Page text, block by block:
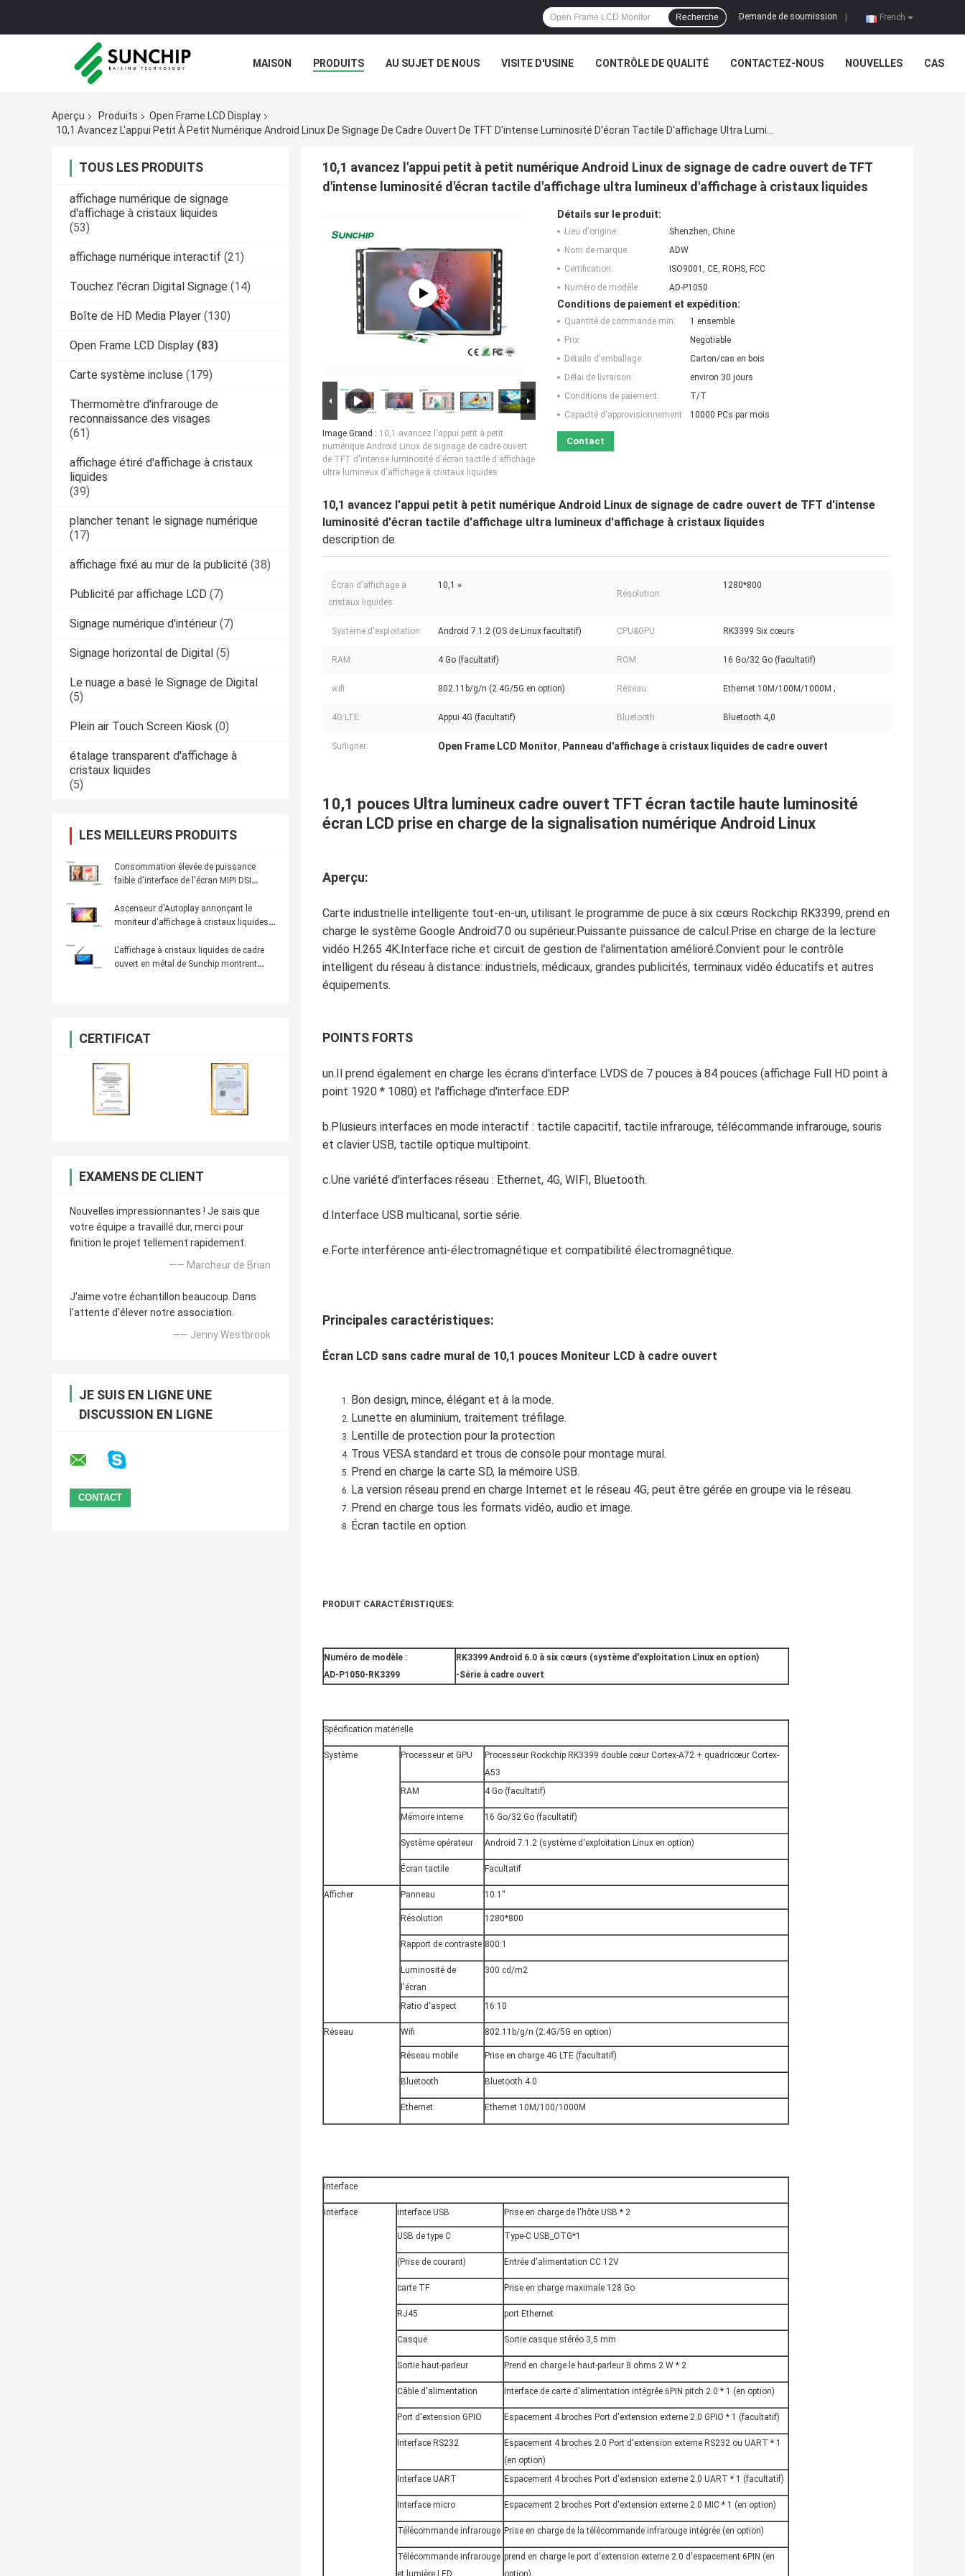
French
Demande de soumission
Recherche
MAISON PRODUITS AU SUJET DE NOUS VISITE D'USINE CONTRÔLE DE QUALITÉ CONTACTEZ-NOUS NOUVELLES CAS
Aperçu Produits
Open Frame LCD Display
TOUS LES PRODUITS
affichage numérique de signage
d'affichage à cristaux liquides
(53)
affichage numérique interactif (21)
Touchez l'écran Digital Signage (14)
Boîte de HD Media Player (130)
Open Frame LCD Display (83)
Carte système incluse (179)
Thermomètre d'infrarouge de
reconnaissance des visages
(61)
affichage étiré d'affichage à cristaux
liquides
(39)
plancher tenant le signage numérique
(17)
affichage fixé au mur de la publicité (38)
Publicité par affichage LCD (7)
Signage numérique d'intérieur (7)
Signage horizontal de Digital (5)
Le nuage a basé le Signage de Digital
(5)
Plein air Touch Screen Kiosk (0)
étalage transparent d'affichage à
cristaux liquides
(5)
LES MEILLEURS PRODUITS
Consommation élevée de puissance
faible d'interface de l'écran MIPI DSI
ouvert d'évolutivité
Ascenseur d'Autoplay annonçant le
moniteur d'affichage à cristaux liquides
RK3399
L'affichage à cristaux liquides de cadre
ouvert en métal de Sunchip montrent
CERTIFICAT
EXAMENS DE CLIENT
Nouvelles impressionnantes ! Je sais que
votre équipe a travaillé dur, merci pour
finition le projet tellement rapidement.
—— Marcheur de Brian
J'aime votre échantillon beaucoup. Dans
l'attente d'élever notre association.
—— Jenny Westbrook
JE SUIS EN LIGNE UNE
DISCUSSION EN LIGNE
10,1 avancez l'appui petit à petit numérique Android Linux de signage de cadre ouvert de TFT
d'intense luminosité d'écran tactile d'affichage ultra lumineux d'affichage à cristaux liquides
Image Grand : 10,1 avancez l'appui petit à petit
numérique Android Linux de signage de cadre ouvert
de TFT d'intense luminosité d'écran tactile d'affichage
ultra lumineux d'affichage à cristaux liquides
Détails sur le produit:
Lieu d'origine:
Shenzhen, Chine
Nom de marque:
ADW
Certification:
ISO9001, CE, ROHS, FCC
Numéro de modèle:
AD-P1050
Conditions de paiement et expédition:
Quantité de commande min:
1 ensemble
Prix:
Negotiable
Détails d'emballage:
Carton/cas en bois
Délai de livraison:
environ 30 jours
Conditions de paiement:
T/T
Capacité d'approvisionnement:
10000 PCs par mois
Contact
10,1 avancez l'appui petit à petit numérique Android Linux de signage de cadre ouvert de TFT d'intense
luminosité d'écran tactile d'affichage ultra lumineux d'affichage à cristaux liquides
description de
Écran d'affichage à
cristaux liquides:
10,1 »
Résolution:
1280*800
Système d'exploitation: Android 7.1.2 (OS de Linux facultatif) CPU&GPU: RK3399 Six cœurs
RAM: 4 Go (facultatif) ROM: 16 Go/32 Go (facultatif)
wifi: 802.11b/g/n (2.4G/5G en option) Réseau: Ethernet 10M/100M/1000M ;
4G LTE: Appui 4G (facultatif) Bluetooth: Bluetooth 4,0
Surligner: Open Frame LCD Monitor Panneau d'affichage à cristaux liquides de cadre ouvert
10,1 pouces Ultra lumineux cadre ouvert TFT écran tactile haute luminosité
écran LCD prise en charge de la signalisation numérique Android Linux
Aperçu:
Carte industrielle intelligente tout-en-un, utilisant le programme de puce à six cœurs Rockchip RK3399, prend en
charge le système Google Android7.0 ou supérieur.Puissante puissance de calcul.Prise en charge de la lecture
vidéo H.265 4K.Interface riche et circuit de gestion de l'alimentation amélioré.Convient pour le contrôle
intelligent du réseau à distance: industriels, médicaux, grandes publicités, terminaux vidéo éducatifs et autres
équipements.
POINTS FORTS
un.Il prend également en charge les écrans d'interface LVDS de 7 pouces à 84 pouces (affichage Full HD point à
point 1920 * 1080) et l'affichage d'interface EDP.
b.Plusieurs interfaces en mode interactif : tactile capacitif, tactile infrarouge, télécommande infrarouge, souris
et clavier USB, tactile optique multipoint.
c.Une variété d'interfaces réseau : Ethernet, 4G, WIFI, Bluetooth.
d.Interface USB multicanal, sortie série.
e.Forte interférence anti-électromagnétique et compatibilité électromagnétique.
Principales caractéristiques:
Écran LCD sans cadre mural de 10,1 pouces Moniteur LCD à cadre ouvert
Bon design, mince, élégant et à la mode.
Lunette en aluminium, traitement tréfilage.
Lentille de protection pour la protection
Trous VESA standard et trous de console pour montage mural.
Prend en charge la carte SD, la mémoire USB.
La version réseau prend en charge Internet et le réseau 4G, peut être gérée en groupe via le réseau.
Prend en charge tous les formats vidéo, audio et image.
Écran tactile en option.
PRODUIT CARACTÉRISTIQUES:
Numéro de modèle :
AD-P1050-RK3399
RK3399 Android 6.0 à six cœurs (système d'exploitation Linux en option)
-Série à cadre ouvert
Spécification matérielle
Système Processeur et GPU
Processeur Rockchip RK3399 double cœur Cortex-A72 + quadricœur Cortex-
A53
RAM
4 Go (facultatif)
Mémoire interne 16 Go/32 Go (facultatif)
Système opérateur Android 7.1.2 (système d'exploitation Linux en option)
Écran tactile Facultatif
Afficher Panneau 10.1''
Résolution 1280*800
Rapport de contraste 800:1
Luminosité de
l'écran
300 cd/m2
Ratio d'aspect 16:10
Réseau Wifi 802.11b/g/n (2.4G/5G en option)
Réseau mobile Prise en charge 4G LTE (facultatif)
Bluetooth Bluetooth 4.0
Ethernet Ethernet 10M/100/1000M
Interface
Interface interface USB Prise en charge de l'hôte USB * 2
USB de type C Type-C USB_OTG*1
(Prise de courant) Entrée d'alimentation CC 12V
carte TF Prise en charge maximale 128 Go
RJ45 port Ethernet
Casque Sortie casque stéréo 3,5 mm
Sortie haut-parleur Prend en charge le haut-parleur 8 ohms 2 W * 2
Câble d'alimentation Interface de carte d'alimentation intégrée 6PIN pitch 2.0 * 1 (en option)
Port d'extension GPIO Espacement 4 broches Port d'extension externe 2.0 GPIO * 1 (facultatif)
Interface RS232
Espacement 4 broches 2.0 Port d'extension externe RS232 ou UART * 1
(en option)
Interface UART
Espacement 4 broches Port d'extension externe 2.0 UART * 1 (facultatif)
Interface micro Espacement 2 broches Port d'extension externe 2.0 MIC * 1 (en option)
Télécommande infrarouge Prise en charge de la télécommande infrarouge intégrée (en option)
Télécommande infrarouge
et lumière LED
prend en charge le port d'extension externe 2.0 d'espacement 6PIN (en
option)